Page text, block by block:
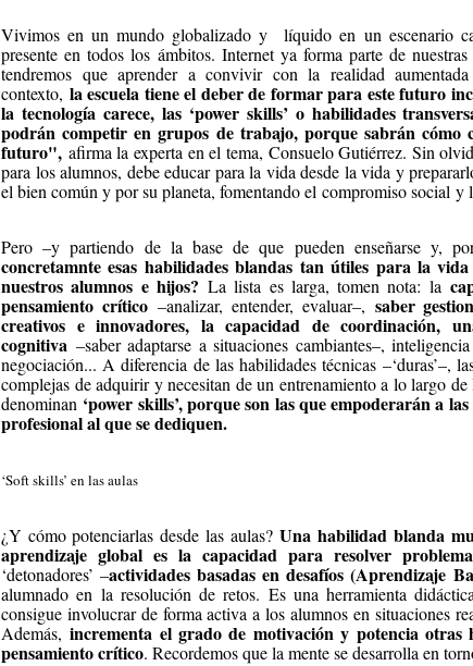
Vivimos en un mundo globalizado y líquido en un escenario
presente en todos los ámbitos. Internet ya forma parte de
tendremos que aprender a convivir con la realidad
contexto, la escuela tiene el deber de formar para este futuro
la tecnología carece, las ‘power skills’ o habilidades
podrán competir en grupos de trabajo, porque sabrán cómo
futuro", afirma la experta en el tema, Consuelo Gutiérrez. Sin
para los alumnos, debe educar para la vida desde la vida y
el bien común y por su planeta, fomentando el compromiso social y
Pero –y partiendo de la base de que pueden enseñarse y,
concretamnte esas habilidades blandas tan útiles para la
nuestros alumnos e hijos?La lista es larga, tomen nota: la
pensamiento crítico–analizar, entender, evaluar–, saber
creativos e innovadores, la capacidad de coordinación,
cognitiva –saber adaptarse a situaciones cambiantes–,
negociación... A diferencia de las habilidades técnicas –‘duras’–,
complejas de adquirir y necesitan de un entrenamiento a lo largo
denominan ‘power skills’, porque son las que empoderarán a
profesional al que se dediquen.
‘Soft skills’ en las aulas
¿Y cómo potenciarlas desde las aulas?Una habilidad blanda
aprendizaje global es la capacidad para resolver
‘detonadores’ –actividades basadas en desafíos (Aprendizaje
alumnado en la resolución de retos. Es una herramienta
consigue involucrar de forma activa a los alumnos en situaciones
Además,incrementa el grado de motivación y potencia
pensamiento crítico. Recordemos que la mente se desarrolla en